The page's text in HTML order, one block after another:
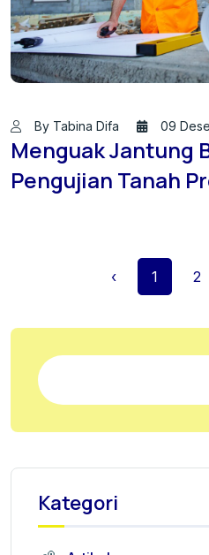
By Tabina Difa 09
Menguak Jantung
Pengujian Tanah
‹ 1 2
Kategori